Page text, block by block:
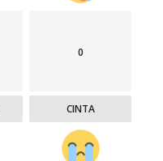
0
CINTA